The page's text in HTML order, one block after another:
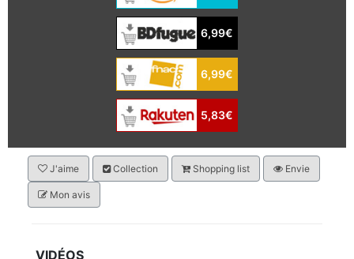
6,99€
6,99€
5,83€
J'aime Collection Shopping list Envie
Mon avis
VIDÉOS